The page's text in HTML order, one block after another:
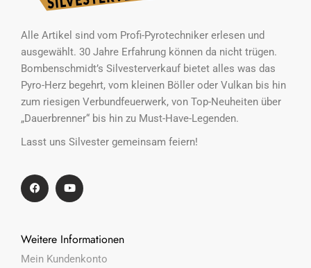
Alle Artikel sind vom Profi-Pyrotechniker erlesen und
ausgewählt. 30 Jahre Erfahrung können da nicht trügen.
Bombenschmidt’s Silvesterverkauf bietet alles was das
Pyro-Herz begehrt, vom kleinen Böller oder Vulkan bis hin
zum riesigen Verbundfeuerwerk, von Top-Neuheiten über
„Dauerbrenner“ bis hin zu Must-Have-Legenden.
Lasst uns Silvester gemeinsam feiern!
Weitere Informationen
Mein Kundenkonto